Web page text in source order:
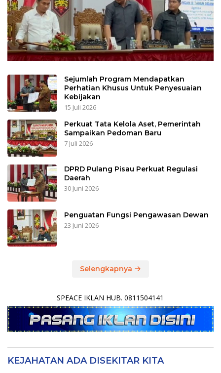
Sejumlah Program Mendapatkan
Perhatian Khusus Untuk Penyesuaian
Kebijakan
15 Juli 2026
Perkuat Tata Kelola Aset, Pemerintah
Sampaikan Pedoman Baru
7 Juli 2026
DPRD Pulang Pisau Perkuat Regulasi
Daerah
30 Juni 2026
Penguatan Fungsi Pengawasan Dewan
23 Juni 2026
Selengkapnya
SPEACE IKLAN HUB. 0811504141
KEJAHATAN ADA DISEKITAR KITA